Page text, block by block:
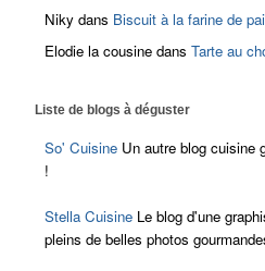
Niky dans Biscuit à la farine de
Elodie la cousine dansTarte au
Liste de blogs à déguster
So' Cuisine Un autre blog cuisine
!
Stella Cuisine Le blog d'une
pleins de belles photos